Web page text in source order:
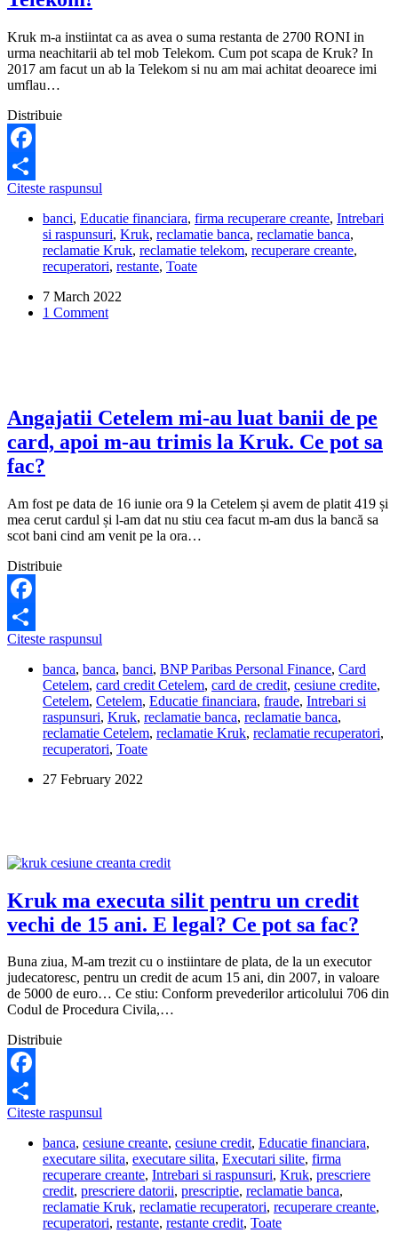
Kruk m-a instiintat ca as avea o suma restanta de 2700 RONI in
urma neachitarii ab tel mob Telekom. Cum pot scapa de Kruk? In
2017 am facut un ab la Telekom si nu am mai achitat deoarece imi
umflau…
Distribuie
Facebook
Share
Citeste raspunsul
scapa
de
Kruk?
Ma
ca
ma
datorie
la
Telekom!
banci, Educatie financiara, firma recuperare creante, Intrebari
si raspunsuri, Kruk, reclamatie banca, reclamatie banca,
reclamatie Kruk, reclamatie telekom, recuperare creante,
recuperatori, restante, Toate
7 March 2022
1 Comment
Angajatii Cetelem mi-au luat banii de pe
card, apoi m-au trimis la Kruk. Ce pot sa
fac?
Am fost pe data de 16 iunie ora 9 la Cetelem și avem de platit 419 și
mea cerut cardul și l-am dat nu stiu cea facut m-am dus la bancă sa
scot bani cind am venit pe la ora…
Distribuie
Facebook
Share
Citeste raspunsul
mi-
au
luat
banii
de
pe
apoi
Kruk.
sa
fac?
banca, banca, banci, BNP Paribas Personal Finance, Card
Cetelem, card credit Cetelem, card de credit, cesiune credite,
Cetelem, Cetelem, Educatie financiara, fraude, Intrebari si
raspunsuri, Kruk, reclamatie banca, reclamatie banca,
reclamatie Cetelem, reclamatie Kruk, reclamatie recuperatori,
recuperatori, Toate
27 February 2022
Kruk ma executa silit pentru un credit
vechi de 15 ani. E legal? Ce pot sa fac?
Buna ziua, M-am trezit cu o instiintare de plata, de la un executor
judecatoresc, pentru un credit de acum 15 ani, din 2007, in valoare
de 5000 de euro… Ce stiu: Conform prevederilor articolului 706 din
Codul de Procedura Civila,…
Distribuie
Facebook
Share
Citeste raspunsul
executa
silit
pentru
un
credit
vechi
banca, cesiune creante, cesiune credit, Educatie financiara,
executare silita, executare silita, Executari silite, firma
recuperare creante, Intrebari si raspunsuri, Kruk, prescriere
credit, prescriere datorii, prescriptie, reclamatie banca,
reclamatie Kruk, reclamatie recuperatori, recuperare creante,
recuperatori, restante, restante credit, Toate